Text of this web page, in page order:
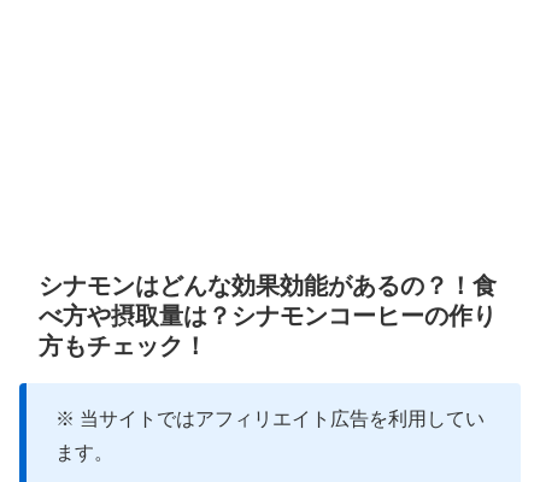
シナモンはどんな効果効能があるの？！食
べ方や摂取量は？シナモンコーヒーの作り
方もチェック！
※ 当サイトではアフィリエイト広告を利用してい
ます。